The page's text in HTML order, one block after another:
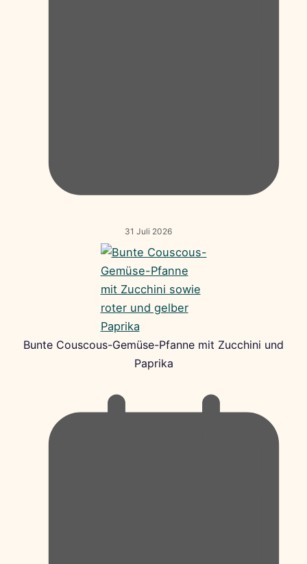
31 Juli 2026
Bunte Couscous-Gemüse-Pfanne mit Zucchini und
Paprika